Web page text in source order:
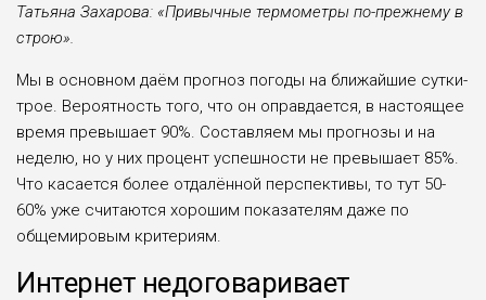
Татьяна Захарова: «Привычные термометры по-прежнему в
строю».
Мы в основном даём прогноз пого­ды на ближайшие сутки-
трое. Вероят­ность того, что он оправдается, в насто­ящее
время превышает 90%. Состав­ляем мы прогнозы и на
неделю, но у них процент успешности не превыша­ет 85%.
Что касается более отдалённой перспективы, то тут 50-
60% уже счи­таются хорошим показателям даже по
общемировым критериям.
Интернет недоговаривает